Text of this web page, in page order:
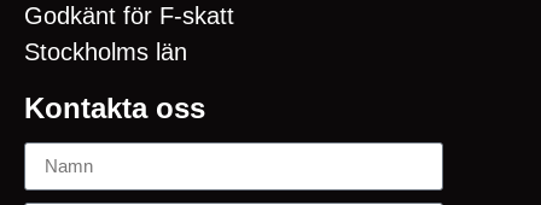
Godkänt för F-skatt
Stockholms län
Kontakta oss